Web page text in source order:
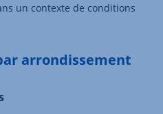
un contexte de conditions
arrondissement